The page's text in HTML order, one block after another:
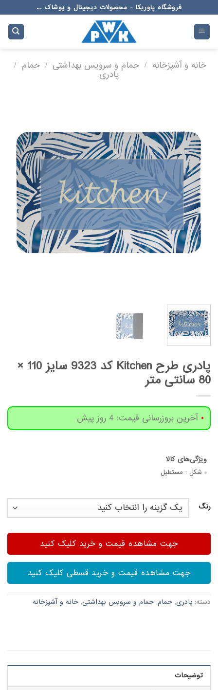
to
content
فروشگاه پاوریکا - محصولات دیجیتال و پوشاک ...
خانه و آشپزخانه / حمام و سرویس بهداشتی / حمام /
پادری
پادری طرح Kitchen کد 9323 سایز 110 ×
80 سانتی متر
آخرین بروزرسانی قیمت: 4 روز پیش
شکل : مستطیل
رنگ
جهت مشاهده قیمت و خرید کلیک کنید
جهت مشاهده قیمت و خرید قسطی کلیک کنید
دسته: پادری, حمام, حمام و سرویس بهداشتی, خانه و آشپزخانه
توضیحات